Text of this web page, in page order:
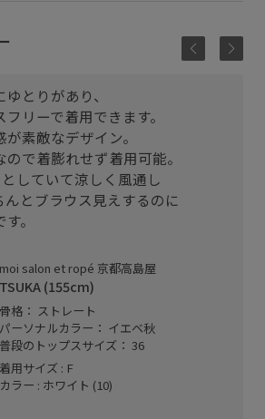
とりがあり、
リーで着用できます。
素敵なデザイン。
で着膨れせず着用可能。
していて涼しく風通し
んとブラウス見えするのに
。
moi salon et ropé 京都高島屋
TSUKA (155cm)
骨格： ストレート
パーソナルカラー： イエベ秋
普段のトップスサイズ： 36
着用サイズ : F
カラー : ホワイト (10)